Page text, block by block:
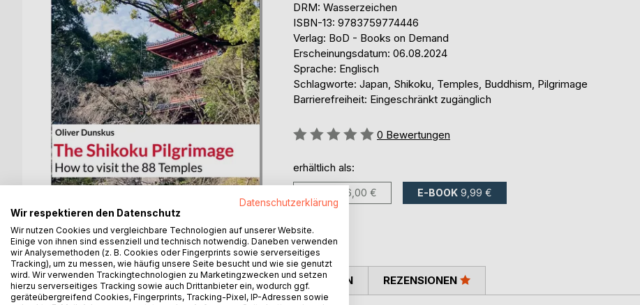
DRM: Wasserzeichen
ISBN-13: 9783759774446
Verlag: BoD - Books on Demand
Erscheinungsdatum: 06.08.2024
Sprache: Englisch
Schlagworte: Japan, Shikoku, Temples, Buddhism, Pilgrimage
Barrierefreiheit: Eingeschränkt zugänglich
Bewertung::
0 Bewertungen
erhältlich als:
26,00 € E-BOOK 9,99 €
BESCHREIBUNG AUTOR/IN PRESSESTIMMEN REZENSIONEN
Datenschutzerklärung
Wir respektieren den Datenschutz
Wir nutzen Cookies und vergleichbare Technologien auf unserer Website.
Einige von ihnen sind essenziell und technisch notwendig. Daneben verwenden
wir Analysemethoden (z. B. Cookies oder Fingerprints sowie serverseitiges
Tracking), um zu messen, wie häufig unsere Seite besucht und wie sie genutzt
wird. Wir verwenden Trackingtechnologien zu Marketingzwecken und setzen
hierzu serverseitiges Tracking sowie auch Drittanbieter ein, wodurch ggf.
geräteübergreifend Cookies, Fingerprints, Tracking-Pixel, IP-Adressen sowie